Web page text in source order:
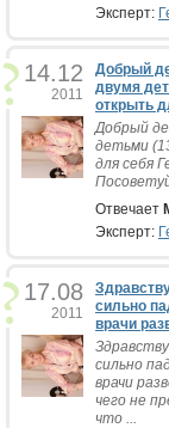
Эксперт:
14.12
2011
Добрый
двумя
открыть
Добрый
детьми
для себя
Отвечает
Эксперт:
17.08
2011
сильно
врачи
сильно
врачи
чего не
что ...